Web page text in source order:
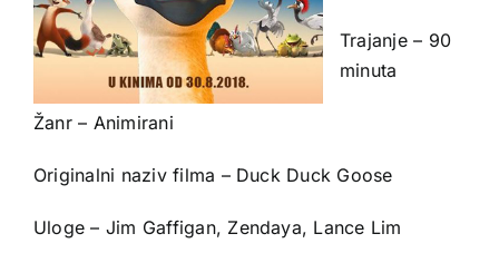
Trajanje – 90
minuta
Žanr – Animirani
Originalni naziv filma – Duck Duck Goose
Uloge – Jim Gaffigan, Zendaya, Lance Lim